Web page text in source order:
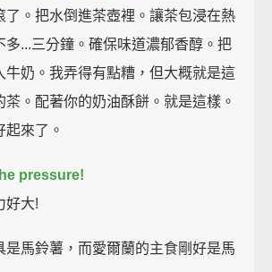
了。把水倒進茶壺裡。讓茶包浸在熱
多...三分鐘。確保味道濃郁香醇。把
牛奶。我弄得有點糟，但大概就是這
茶。配著你的奶油酥餅。就是這樣。
起來了。
pressure!
好大!
是馬鈴薯，而愛爾蘭的主食剛好是馬